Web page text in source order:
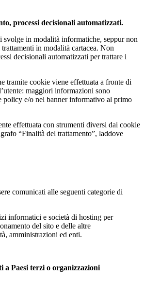
processi decisionali automatizzati.
svolge in modalità informatiche, seppur non
in modalità cartacea. Non
decisionali automatizzati per trattare i
tramite cookie viene effettuata a fronte di
maggiori informazioni sono
policy e/o nel banner informativo al primo
effettuata con strumenti diversi dai cookie
“Finalità del trattamento”, laddove
comunicati alle seguenti categorie di
informatici e società di hosting per
del sito e delle altre
amministrazioni ed enti.
a Paesi terzi o organizzazioni